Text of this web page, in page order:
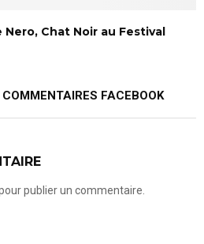
Nero, Chat Noir au Festival
COMMENTAIRES FACEBOOK
publier un commentaire.